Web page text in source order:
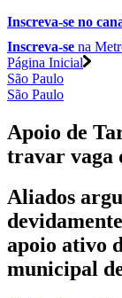
Inscreva-se no
Inscreva-se na
Página Inicial
São Paulo
São Paulo
Apoio de
travar vaga
Aliados
apoio ativo
municipal